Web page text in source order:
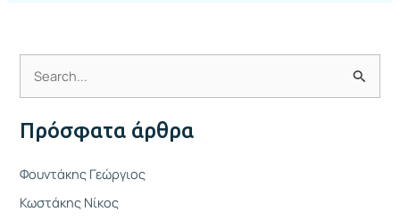
α
ή
τ
Πρόσφατα άρθρα
Φουντάκης Γεώργιος
Κωστάκης Νίκος